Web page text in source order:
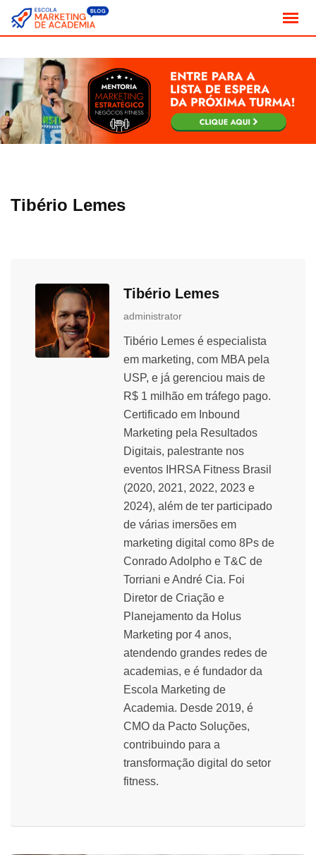
Skip
Tibério Lemes
Tibério Lemes
administrator
Tibério Lemes é especialista
em marketing, com MBA pela
USP, e já gerenciou mais de
R$ 1 milhão em tráfego pago.
Certificado em Inbound
Marketing pela Resultados
Digitais, palestrante nos
eventos IHRSA Fitness Brasil
(2020, 2021, 2022, 2023 e
2024), além de ter participado
de várias imersões em
marketing digital como 8Ps de
Conrado Adolpho e T&C de
Torriani e André Cia. Foi
Diretor de Criação e
Planejamento da Holus
Marketing por 4 anos,
atendendo grandes redes de
academias, e é fundador da
Escola Marketing de
Academia. Desde 2019, é
CMO da Pacto Soluções,
contribuindo para a
transformação digital do setor
fitness.